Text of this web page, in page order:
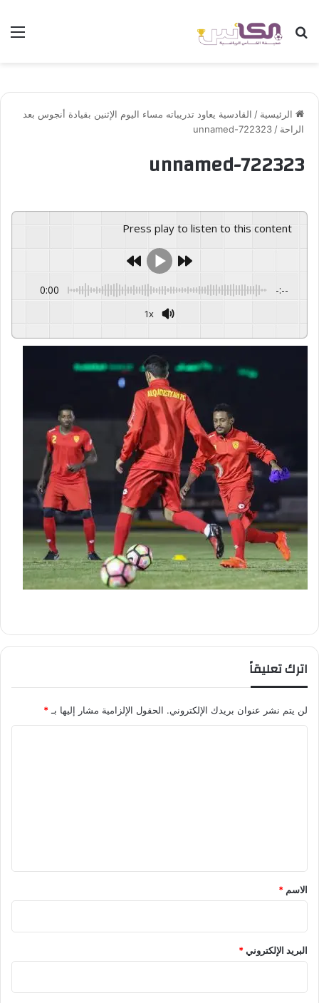
بحث عن
الرئيسية / القادسية يعاود تدريباته مساء اليوم الإثنين بقيادة أنجوس بعد
الراحة /
unnamed-722323
unnamed-722323
Press play to listen to this content
0:00 -:--
1x
اترك تعليقاً
لن يتم نشر عنوان بريدك الإلكتروني. الحقول الإلزامية مشار إليها بـ *
*
الاسم *
البريد الإلكتروني*